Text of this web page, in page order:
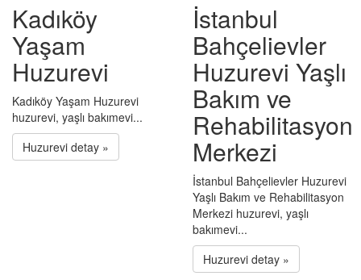
Kadıköy
Yaşam
Huzurevi
Kadıköy Yaşam Huzurevi
huzurevi, yaşlı bakımevi...
Huzurevi detay »
İstanbul
Bahçelievler
Huzurevi Yaşlı
Bakım ve
Rehabilitasyon
Merkezi
İstanbul Bahçelievler Huzurevi
Yaşlı Bakım ve Rehabilitasyon
Merkezi huzurevi, yaşlı
bakımevi...
Huzurevi detay »